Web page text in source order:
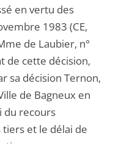
en vertu des
1983 (CE,
de Laubier, n°
de cette décision,
sa décision Ternon,
de Bagneux en
du recours
et le délai de